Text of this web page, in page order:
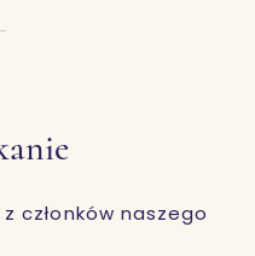
członków naszego